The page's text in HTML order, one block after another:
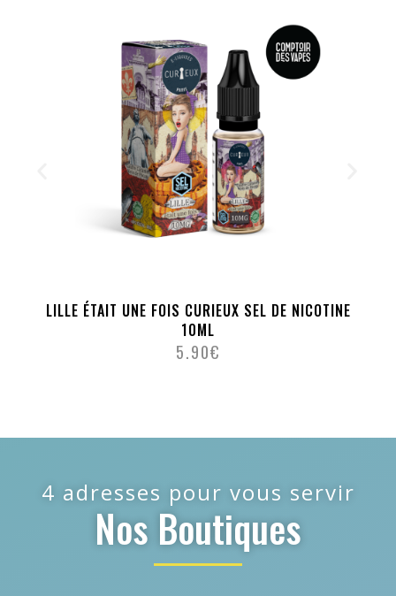
LILLE ÉTAIT UNE FOIS CURIEUX SEL DE NICOTINE
10ML
5.90€
4 adresses pour vous servir
Nos Boutiques